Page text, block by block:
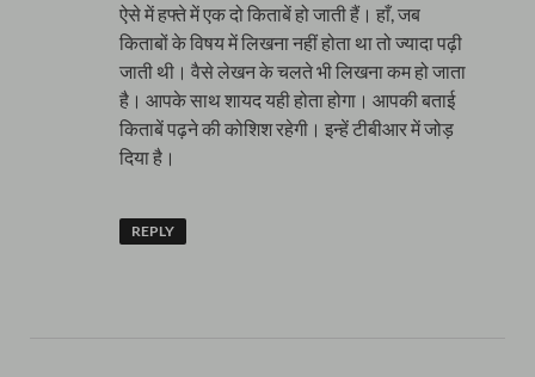
ऐसे में हफ्ते में एक दो किताबें हो जाती हैं। हाँ, जब
किताबों के विषय में लिखना नहीं होता था तो ज्यादा पढ़ी
जाती थी। वैसे लेखन के चलते भी लिखना कम हो जाता
है। आपके साथ शायद यही होता होगा। आपकी बताई
किताबें पढ़ने की कोशिश रहेगी। इन्हें टीबीआर में जोड़
दिया है।
REPLY